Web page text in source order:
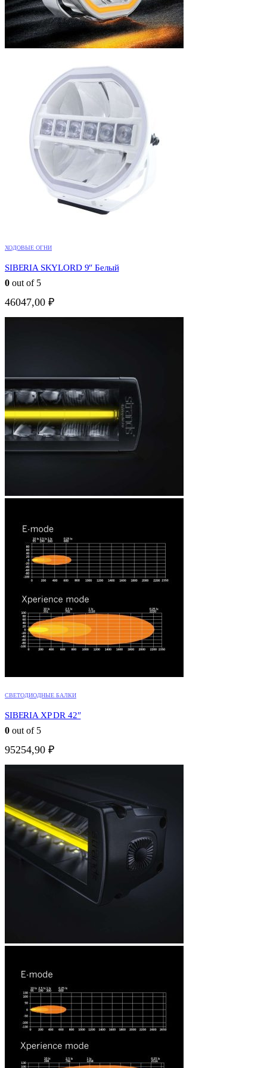
ХОДОВЫЕ ОГНИ
SIBERIA SKYLORD 9″ Белый
0 out of 5
46047,00 ₽
СВЕТОДИОДНЫЕ БАЛКИ
SIBERIA XP DR 42″
0 out of 5
95254,90 ₽